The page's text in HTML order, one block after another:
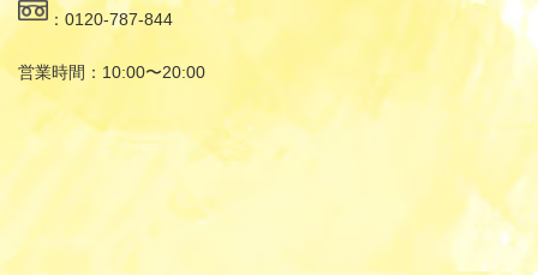
：0120-787-844
営業時間：10:00〜20:00